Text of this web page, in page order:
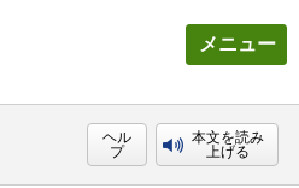
メニュー
ヘル
プ
本文を読み
上げる